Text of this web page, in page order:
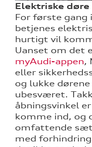
Elektriske døre
For første gang
betjenes
hurtigt vil
Uanset om det
myAudi-appen,
eller
og lukke
ubesværet.
åbningsvinkel
komme ind, og
omfattende sæt
med